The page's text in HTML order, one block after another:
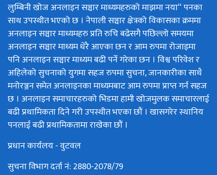
लुम्बिनी खोज अनलाइन सञ्चार माध्यमहरुको माझमा नया“ पनका
साथ उपस्थीत भएको छ । नेपाली सञ्चार क्षेत्रको विकासका क्रममा
अनलाइन सञ्चार माध्यमहरु प्रति रुचि बढेसगै पछिल्लो समयमा
अनलाइन सञ्चार माध्यम धेरै आएका छन र आम रुपमा रोजाइमा
पनि अनलाइन सञ्चार माध्यम बढी पर्ने गरेका छन । विश्व परिवेश र
अहिलेको सुचनाको युगमा सहज रुपमा सुचना, जानकारीका साथै
मनोरञ्जन समेत अनलाइनका माध्यमबाट आम रुपमा प्राप्त गर्न सहज
छ । अनलाइन समाचारहरुको भिडमा हामी खोजमुलक समाचारलाई
बढी प्रथामिकता दिने गरी उपस्थीत भएका छौं । खासगरेर स्थानिय
पनलाई बढी प्रथामिकतामा राखेका छौं ।
प्रधान कार्यलय - वुटवल
सुचना विभाग दर्ता नं: 2880-2078/79